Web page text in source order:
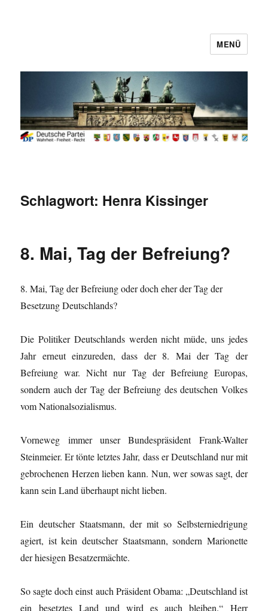
MENÜ
Schlagwort: Henra Kissinger
8. Mai, Tag der Befreiung?
8. Mai, Tag der Befreiung oder doch eher der Tag der
Besetzung Deutschlands?
Die Politiker Deutschlands werden nicht müde, uns jedes
Jahr erneut einzureden, dass der 8. Mai der Tag der
Befreiung war. Nicht nur Tag der Befreiung Europas,
sondern auch der Tag der Befreiung des deutschen Volkes
vom Nationalsozialismus.
Vorneweg immer unser Bundespräsident Frank-Walter
Steinmeier. Er tönte letztes Jahr, dass er Deutschland nur mit
gebrochenen Herzen lieben kann. Nun, wer sowas sagt, der
kann sein Land überhaupt nicht lieben.
Ein deutscher Staatsmann, der mit so Selbsterniedrigung
agiert, ist kein deutscher Staatsmann, sondern Marionette
der hiesigen Besatzermächte.
So sagte doch einst auch Präsident Obama: „Deutschland ist
ein besetztes Land und wird es auch bleiben.“ Herr